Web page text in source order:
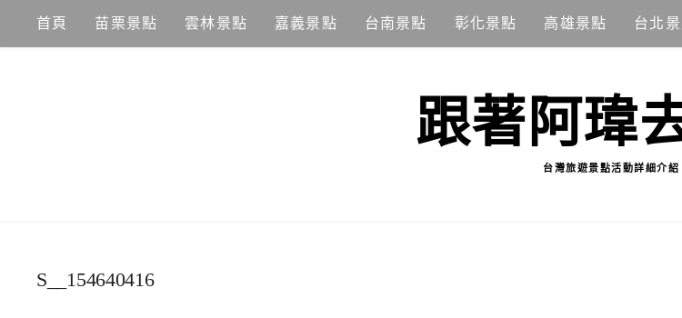
content
首頁 苗栗景點 雲林景點 嘉義景點 台南景點 彰化景點 高雄景點 台北
跟著阿瑋
台灣旅遊景點活動詳細介紹
S__154640416